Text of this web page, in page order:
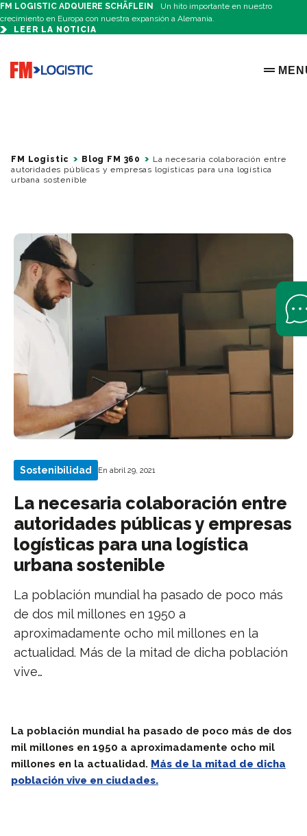
FM LOGISTIC ADQUIERE SCHÄFLEIN
Un hito importante en nuestro
crecimiento en Europa con nuestra expansión a Alemania.
LEER LA NOTICIA
Go to home page
OPEN
FM Logistic Blog FM 360
La necesaria colaboración entre
autoridades públicas y empresas logísticas para una logística
urbana sostenible
Sostenibilidad En abril 29, 2021
La necesaria colaboración entre
autoridades públicas y empresas
logísticas para una logística
urbana sostenible
La población mundial ha pasado de poco más
de dos mil millones en 1950 a
aproximadamente ocho mil millones en la
actualidad. Más de la mitad de dicha población
vive…
La población mundial ha pasado de poco más de dos
mil millones en 1950 a aproximadamente ocho mil
millones en la actualidad. Más de la mitad de dicha
población vive en ciudades.